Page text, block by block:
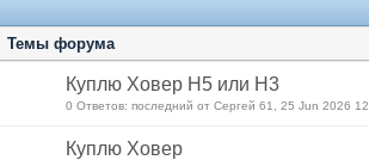
Темы форума
Куплю Ховер Н5 или Н3
0 Ответов: последний от Сергей 61, 25 Jun 2026
Куплю Ховер